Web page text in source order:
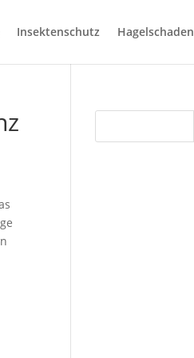
Insektenschutz Hagelschaden